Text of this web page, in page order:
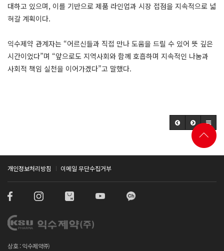
대하고 있으며, 이를 기반으로 제품 라인업과 시장 접점을 지속적으로 넓
혀갈 계획이다.
익수제약 관계자는 “어르신들과 직접 만나 도움을 드릴 수 있어 뜻 깊은
시간이었다”며 “앞으로도 지역사회와 함께 호흡하며 지속적인 나눔과
사회적 책임 실천을 이어가겠다”고 말했다.
개인정보처리방침 이메일 무단수집거부
상호 : 익수제약㈜